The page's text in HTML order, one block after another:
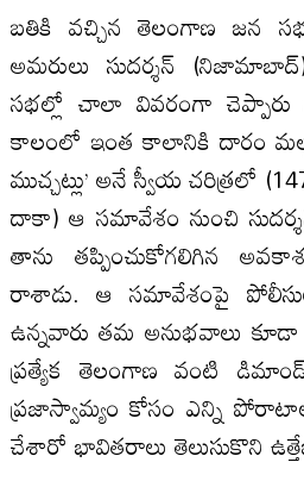
బతికి వచ్చిన తెలంగాణ జన
అమరులు సుదర్శన్‌
సభల్లో చాలా వివరంగా చెప్పారు
కాలంలో ఇంత కాలానికి దారం
ముచ్చట్లు’ అనే స్వీయ చరిత్రలో
దాకా) ఆ సమావేశం నుంచి
తాను తప్పించుకోగలిగిన
రాశాడు. ఆ సమావేశంపై
ఉన్నవారు తమ అనుభవాలు కూడా
ప్రత్యేక తెలంగాణ వంటి
ప్రజాస్వామ్యం కోసం ఎన్ని
చేశారో భావితరాలు తెలుసుకొని